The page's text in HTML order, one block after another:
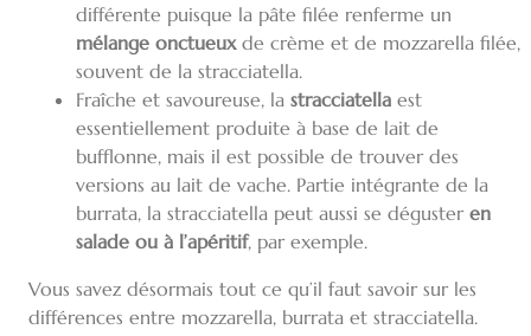
différente puisque la pâte filée renferme un
mélange onctueuxde crème et de mozzarella filée,
souvent de la stracciatella.
Fraîche et savoureuse, la stracciatella est
essentiellement produite à base de lait de
bufflonne, mais il est possible de trouver des
versions au lait de vache. Partie intégrante de la
burrata, la stracciatella peut aussi se déguster en
salade ou à l’apéritif, par exemple.
Vous savez désormais tout ce qu’il faut savoir sur les
différences entre mozzarella, burrata et stracciatella.